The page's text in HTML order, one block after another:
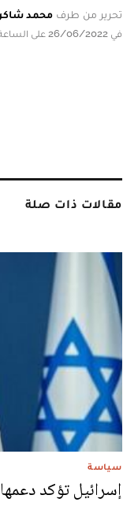
تحرير من طرف محمد
في 26/06/2022 على الساعة 15:30
مقالات ذات صلة
سياسة
إسرائيل تؤكد